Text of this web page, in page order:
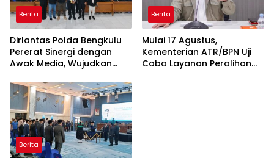
Berita
Dirlantas Polda Bengkulu
Pererat Sinergi dengan
Awak Media, Wujudkan
dan Berkualitas
Berita
Mulai 17 Agustus,
Kementerian ATR/BPN Uji
Coba Layanan Peralihan
Berita